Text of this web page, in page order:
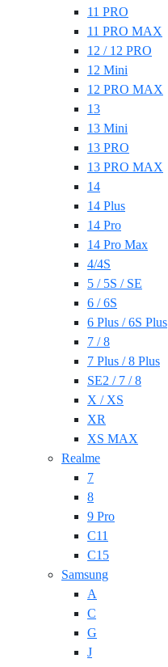
11 PRO
11 PRO MAX
12 / 12 PRO
12 Mini
12 PRO MAX
13
13 Mini
13 PRO
13 PRO MAX
14
14 Plus
14 Pro
14 Pro Max
4/4S
5 / 5S / SE
6 / 6S
6 Plus / 6S Plus
7 / 8
7 Plus / 8 Plus
SE2 / 7 / 8
X / XS
XR
XS MAX
Realme
7
8
9 Pro
C11
C15
Samsung
A
C
G
J